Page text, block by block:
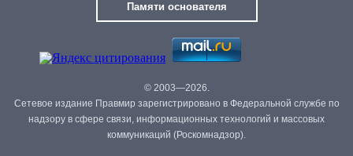
Памяти основателя
© 2003—2026.
Сетевое издание Правмир зарегистрировано в Федеральной службе по
надзору в сфере связи, информационных технологий и массовых
коммуникаций (Роскомнадзор).